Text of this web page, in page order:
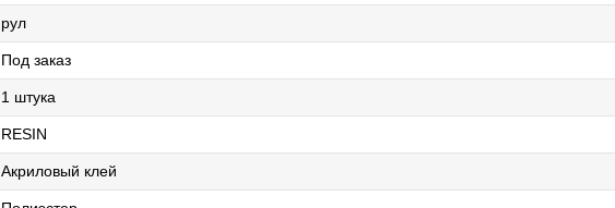
рул
Под заказ
1 штука
RESIN
Акриловый клей